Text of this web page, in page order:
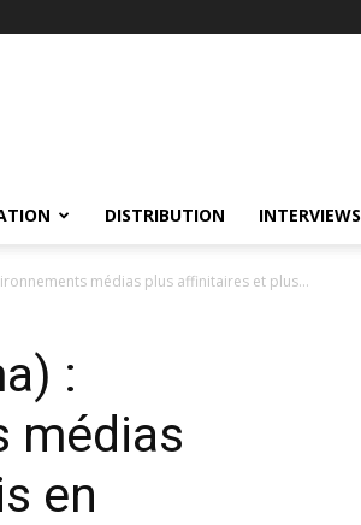
DISTRIBUTION INTERVIEWS
médias plus affinitaires et plus...
:
médias
en